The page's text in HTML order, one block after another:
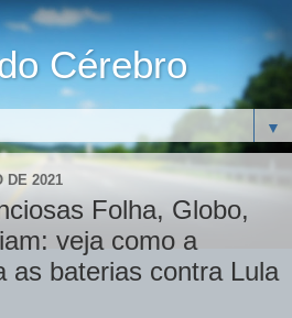
Cérebro
▼
DE 2021
Folha, Globo,
veja como a
as baterias contra Lula